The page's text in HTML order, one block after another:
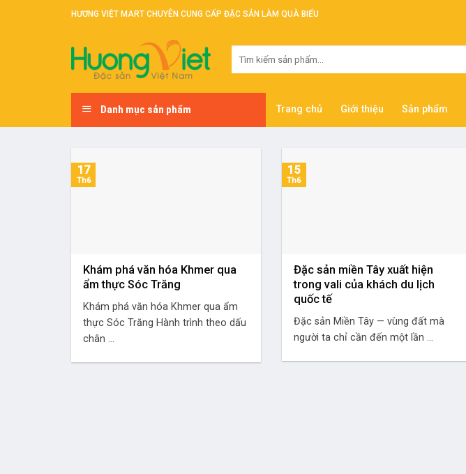
HƯƠNG VIỆT MART CHUYÊN CUNG CẤP ĐẶC SẢN LÀM QUÀ BIẾU
Danh mục sản phẩm Trang chủ Giới thiệu Sản phẩm
Khám phá văn hóa Khmer qua
ẩm thực Sóc Trăng
Khám phá văn hóa Khmer qua ẩm
thực Sóc Trăng Hành trình theo dấu
chân ...
17
Th6
Đặc sản miền Tây xuất hiện
trong vali của khách du lịch
quốc tế
Đặc sản Miền Tây — vùng đất mà
người ta chỉ cần đến một lần ...
15
Th6